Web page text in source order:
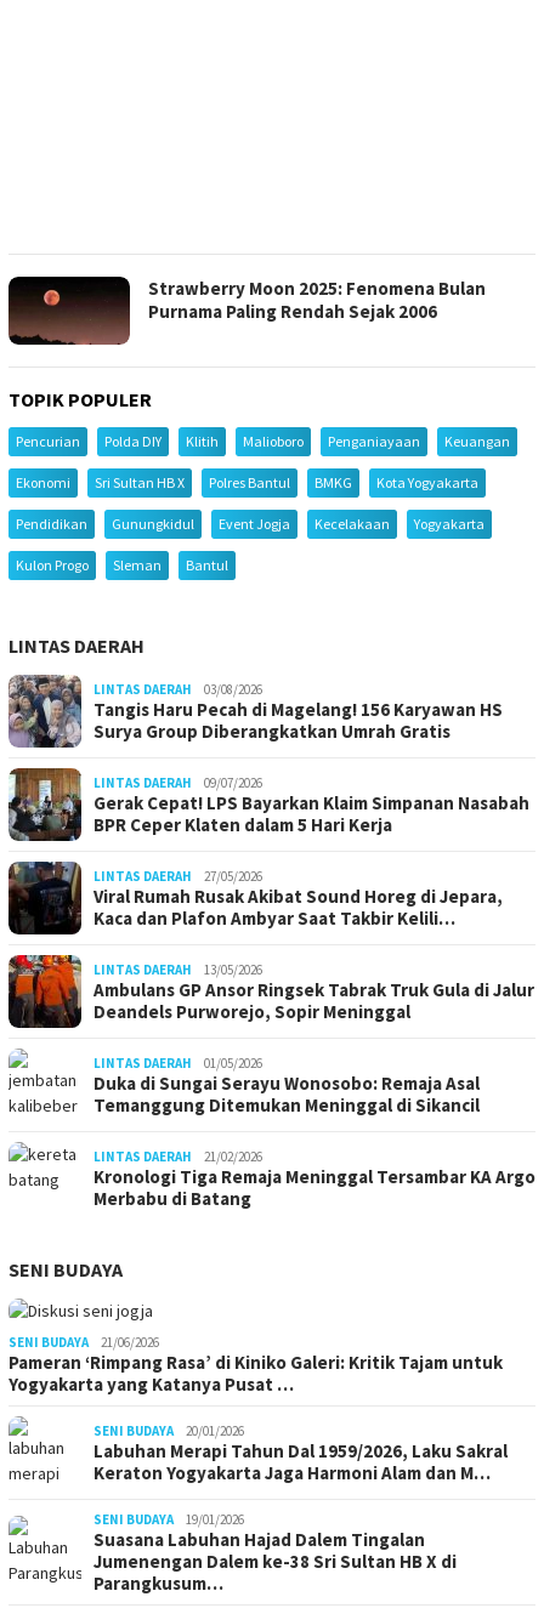
Strawberry Moon 2025: Fenomena Bulan
Purnama Paling Rendah Sejak 2006
TOPIK POPULER
Pencurian Polda DIY Klitih Malioboro Penganiayaan Keuangan
Ekonomi Sri Sultan HB X Polres Bantul BMKG Kota Yogyakarta
Pendidikan Gunungkidul Event Jogja Kecelakaan Yogyakarta
Kulon Progo Sleman Bantul
LINTAS DAERAH
LINTAS DAERAH 03/08/2026
Tangis Haru Pecah di Magelang! 156 Karyawan HS
Surya Group Diberangkatkan Umrah Gratis
LINTAS DAERAH 09/07/2026
Gerak Cepat! LPS Bayarkan Klaim Simpanan Nasabah
BPR Ceper Klaten dalam 5 Hari Kerja
LINTAS DAERAH 27/05/2026
Viral Rumah Rusak Akibat Sound Horeg di Jepara,
Kaca dan Plafon Ambyar Saat Takbir Kelili…
LINTAS DAERAH 13/05/2026
Ambulans GP Ansor Ringsek Tabrak Truk Gula di Jalur
Deandels Purworejo, Sopir Meninggal
LINTAS DAERAH 01/05/2026
Duka di Sungai Serayu Wonosobo: Remaja Asal
Temanggung Ditemukan Meninggal di Sikancil
LINTAS DAERAH 21/02/2026
Kronologi Tiga Remaja Meninggal Tersambar KA Argo
Merbabu di Batang
SENI BUDAYA
SENI BUDAYA 21/06/2026
Pameran ‘Rimpang Rasa’ di Kiniko Galeri: Kritik Tajam untuk
Yogyakarta yang Katanya Pusat …
SENI BUDAYA 20/01/2026
Labuhan Merapi Tahun Dal 1959/2026, Laku Sakral
Keraton Yogyakarta Jaga Harmoni Alam dan M…
SENI BUDAYA 19/01/2026
Suasana Labuhan Hajad Dalem Tingalan
Jumenengan Dalem ke-38 Sri Sultan HB X di
Parangkusum…